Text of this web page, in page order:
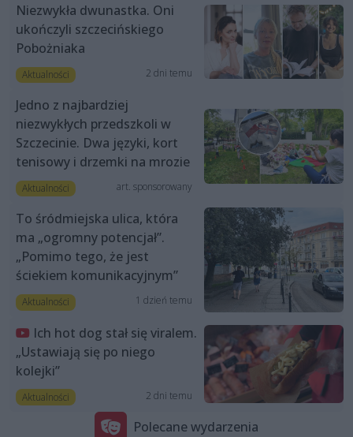
Niezwykła dwunastka. Oni
ukończyli szczecińskiego
Pobożniaka
Aktualności 2 dni temu
Jedno z najbardziej
niezwykłych przedszkoli w
Szczecinie. Dwa języki, kort
tenisowy i drzemki na mrozie
Aktualności art. sponsorowany
To śródmiejska ulica, która
ma „ogromny potencjał”.
„Pomimo tego, że jest
ściekiem komunikacyjnym”
Aktualności 1 dzień temu
Ich hot dog stał się viralem.
„Ustawiają się po niego
kolejki”
Aktualności 2 dni temu
Polecane wydarzenia